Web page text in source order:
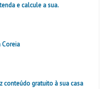
e calcule a sua.
Coreia
conteúdo gratuito à sua casa